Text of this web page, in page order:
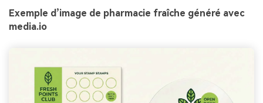
Exemple d’image de pharmacie fraîche généré avec
media.io